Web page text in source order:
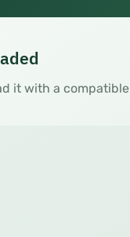
it with a